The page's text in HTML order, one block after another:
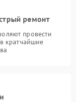
ремонт
провести
кратчайшие